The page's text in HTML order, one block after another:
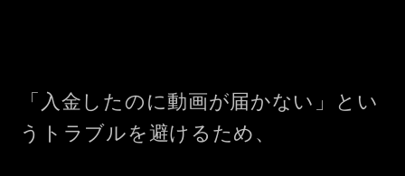
「入金したのに動画が届かない」とい
うトラブルを避けるため、